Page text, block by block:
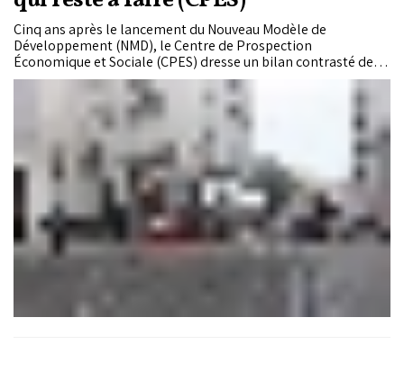
Cinq ans après le lancement du Nouveau Modèle de
Développement (NMD), le Centre de Prospection
Économique et Sociale (CPES) dresse un bilan contrasté de sa
mise en œuvre. Si des réalisations importantes sont mises en
avant, notamment dans la protection sociale,
l'investissement et la transformation numérique, le rapport
souligne également des retards dans des secteurs clés
comme l'emploi, l'éducation et la santé, ainsi que plusieurs
contraintes structurelles qui freinent encore l'atteinte des
objectifs fixés à l'horizon 2035.